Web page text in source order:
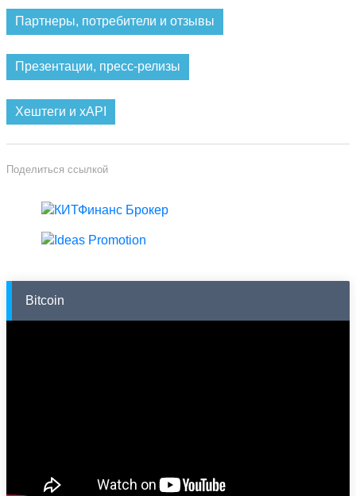
Партнеры, потребители и отзывы
Презентации, пресс-релизы
Хештеги и xAPI
Поделиться ссылкой
Bitcoin